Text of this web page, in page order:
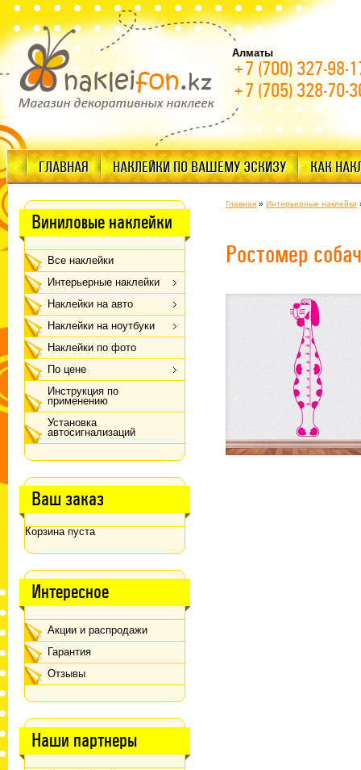
Алматы
+7 (700) 327-98-
+7 (705) 328-70-
ГЛАВНАЯ НАКЛЕЙКИ ПО ВАШЕМУ ЭСКИЗУ КАК
Виниловые наклейки
Все наклейки
Интерьерные наклейки
Наклейки на авто
Наклейки на ноутбуки
Наклейки по фото
По цене
Инструкция по
применению
Установка
автосигнализаций
Ваш заказ
Корзина пуста
Интересное
Акции и распродажи
Гарантия
Отзывы
Наши партнеры
Главная » Интерьерные наклейки
Ростомер